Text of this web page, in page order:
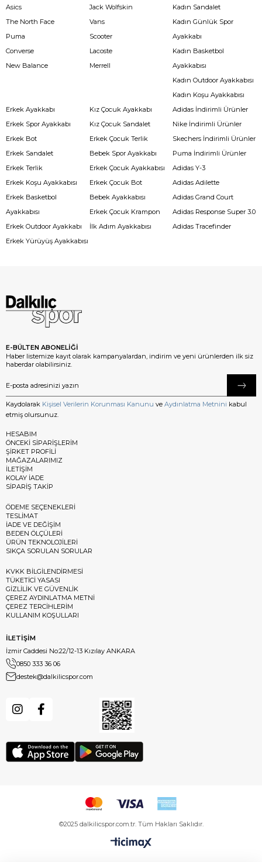
Asics
The North Face
Puma
Converse
New Balance
Jack Wolfskin
Vans
Scooter
Lacoste
Merrell
Kadın Sandalet
Kadın Günlük Spor
Ayakkabı
Kadın Basketbol
Ayakkabısı
Kadın Outdoor Ayakkabısı
Kadın Koşu Ayakkabısı
Erkek Ayakkabı
Erkek Spor Ayakkabı
Erkek Bot
Erkek Sandalet
Erkek Terlik
Erkek Koşu Ayakkabısı
Erkek Basketbol
Ayakkabısı
Erkek Outdoor Ayakkabı
Erkek Yürüyüş Ayakkabısı
Kız Çocuk Ayakkabı
Kız Çocuk Sandalet
Erkek Çocuk Terlik
Bebek Spor Ayakkabı
Erkek Çocuk Ayakkabısı
Erkek Çocuk Bot
Bebek Ayakkabısı
Erkek Çocuk Krampon
İlk Adım Ayakkabısı
Adidas İndirimli Ürünler
Nike İndirimli Ürünler
Skechers İndirimli Ürünler
Puma İndirimli Ürünler
Adidas Y-3
Adidas Adilette
Adidas Grand Court
Adidas Response Super 3.0
Adidas Tracefinder
E-BÜLTEN ABONELİĞİ
Haber listemize kayıt olarak kampanyalardan, indirim ve yeni ürünlerden ilk siz
haberdar olabilirsiniz.
Kaydolarak Kişisel Verilerin Korunması Kanunu ve Aydınlatma Metnini kabul
etmiş olursunuz.
HESABIM
ÖNCEKİ SİPARİŞLERİM
ŞİRKET PROFİLİ
MAĞAZALARIMIZ
İLETİŞİM
KOLAY İADE
SİPARİŞ TAKİP
ÖDEME SEÇENEKLERİ
TESLİMAT
İADE VE DEĞİŞİM
BEDEN ÖLÇÜLERİ
ÜRÜN TEKNOLOJİLERİ
SIKÇA SORULAN SORULAR
KVKK BİLGİLENDİRMESİ
TÜKETİCİ YASASI
GİZLİLİK VE GÜVENLİK
ÇEREZ AYDINLATMA METNİ
ÇEREZ TERCİHLERİM
KULLANIM KOŞULLARI
İLETİŞİM
İzmir Caddesi No:22/12-13 Kızılay ANKARA
0850 333 36 06
destek@dalkilicspor.com
©2025 dalkilicspor.com.tr. Tüm Hakları Saklıdır.